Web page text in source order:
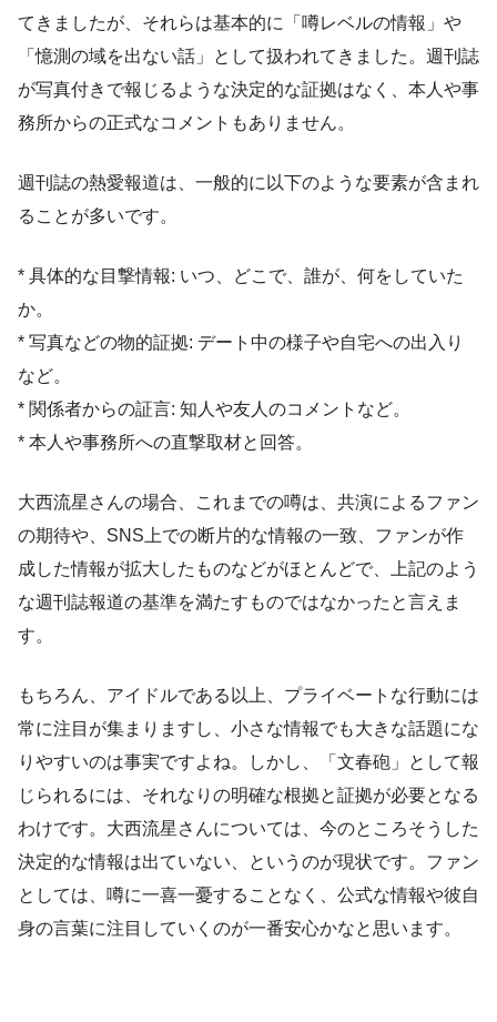
てきましたが、それらは基本的に「噂レベルの情報」や
「憶測の域を出ない話」として扱われてきました。週刊誌
が写真付きで報じるような決定的な証拠はなく、本人や事
務所からの正式なコメントもありません。
週刊誌の熱愛報道は、一般的に以下のような要素が含まれ
ることが多いです。
* 具体的な目撃情報: いつ、どこで、誰が、何をしていた
か。
* 写真などの物的証拠: デート中の様子や自宅への出入り
など。
* 関係者からの証言: 知人や友人のコメントなど。
* 本人や事務所への直撃取材と回答。
大西流星さんの場合、これまでの噂は、共演によるファン
の期待や、SNS上での断片的な情報の一致、ファンが作
成した情報が拡大したものなどがほとんどで、上記のよう
な週刊誌報道の基準を満たすものではなかったと言えま
す。
もちろん、アイドルである以上、プライベートな行動には
常に注目が集まりますし、小さな情報でも大きな話題にな
りやすいのは事実ですよね。しかし、「文春砲」として報
じられるには、それなりの明確な根拠と証拠が必要となる
わけです。大西流星さんについては、今のところそうした
決定的な情報は出ていない、というのが現状です。ファン
としては、噂に一喜一憂することなく、公式な情報や彼自
身の言葉に注目していくのが一番安心かなと思います。